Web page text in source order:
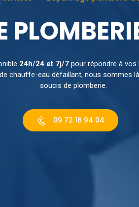
24h/24 et 7j/7pour répondre à vos
chauffe-eau défaillant, nous sommes
soucis de plomberie.
09 72 16 94 04